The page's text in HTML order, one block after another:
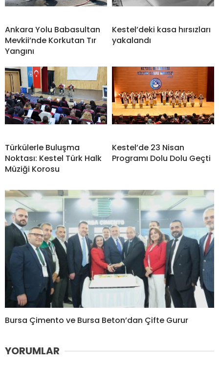
Ankara Yolu Babasultan
Mevkii’nde Korkutan Tır
Yangını
Kestel’deki kasa hırsızları
yakalandı
Türkülerle Buluşma
Noktası: Kestel Türk Halk
Müziği Korosu
Kestel’de 23 Nisan
Programı Dolu Dolu Geçti
Bursa Çimento ve Bursa Beton’dan Çifte Gurur
YORUMLAR